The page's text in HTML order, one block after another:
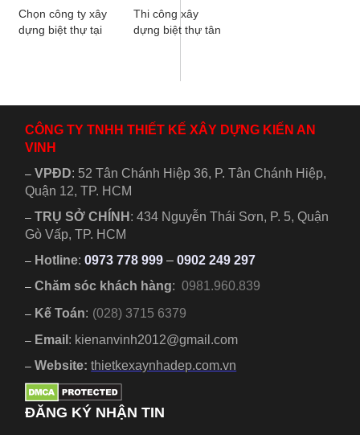
Chọn công ty xây
dựng biệt thự tại
Thi công xây
dựng biệt thự tân
CÔNG TY TNHH THIẾT KẾ XÂY DỰNG KIẾN AN
VINH
–VPĐD: 52 Tân Chánh Hiệp 36, P. Tân Chánh Hiệp,
Quận 12, TP. HCM
– TRỤ SỞ CHÍNH :434 Nguyễn Thái Sơn, P. 5, Quận
Gò Vấp, TP. HCM
– Hotline: 0973 778 999 –0902 249 297
– Chăm sóc khách hàng: 0981.960.839
– Kế Toán: (028) 3715 6379
– Email : kienanvinh2012@gmail.com
– Website:thietkexaynhadep.com.vn
ĐĂNG KÝ NHẬN TIN